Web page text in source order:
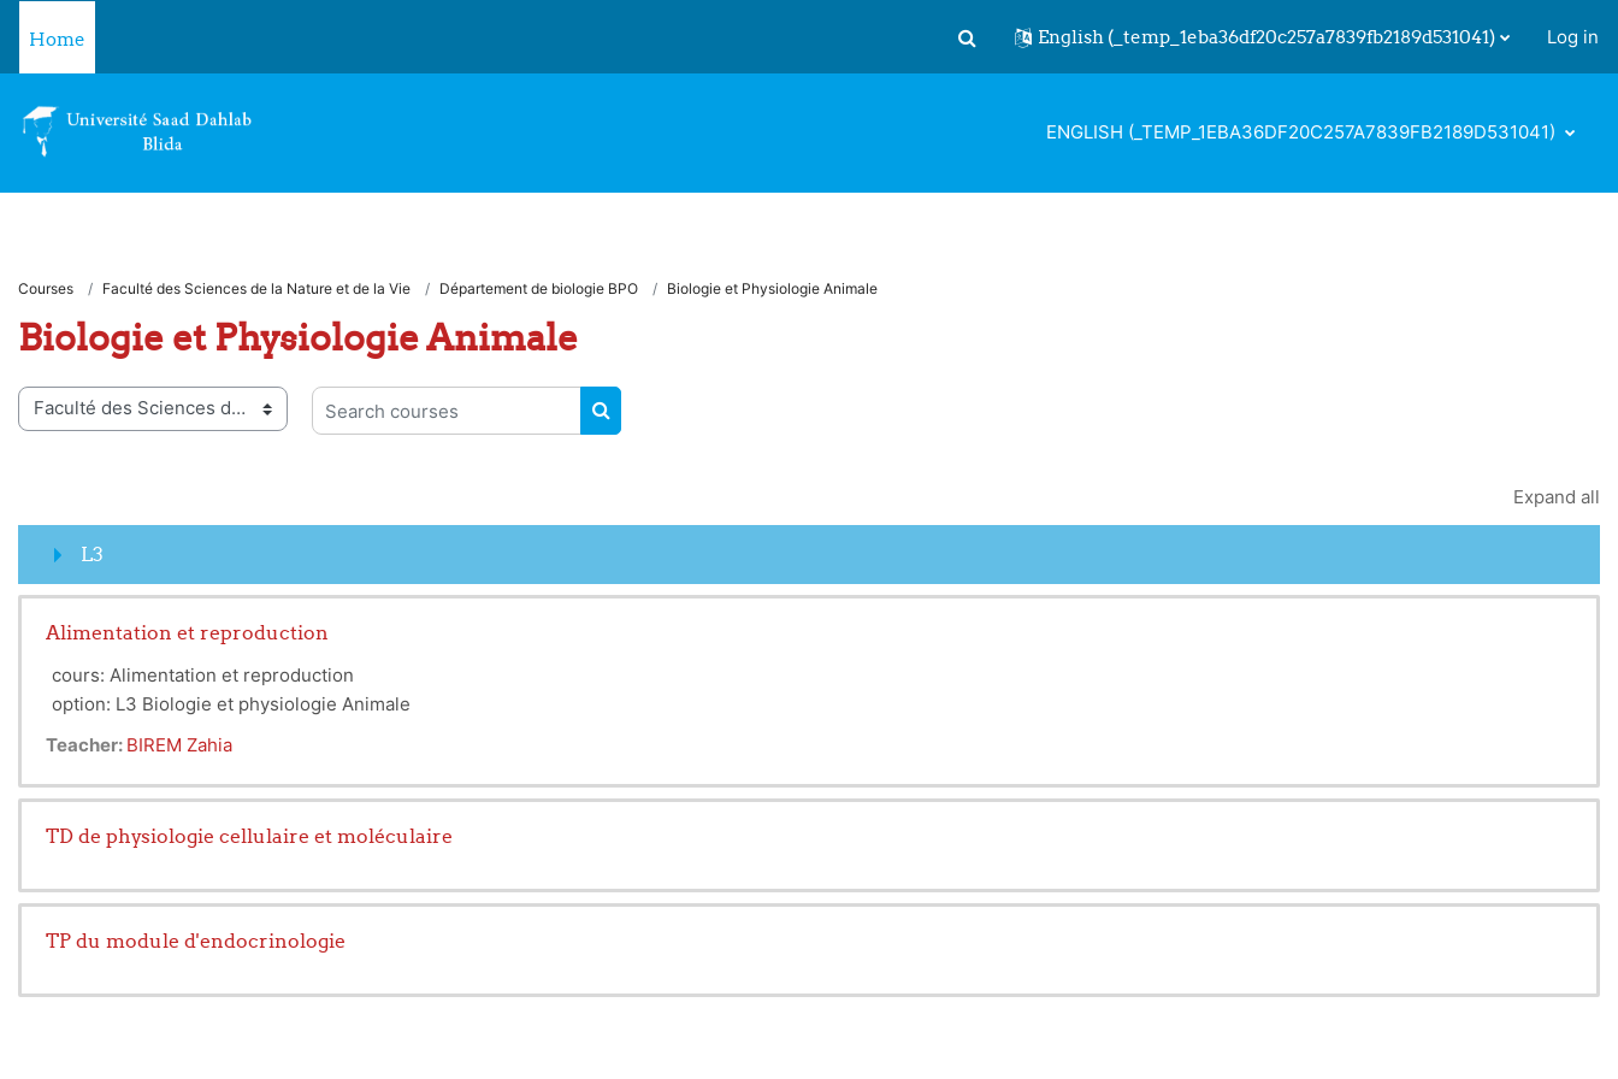
Home
Toggle search input
English ‎(_temp_1eba36df20c257a7839fb2189d531041)‎ Log in
ENGLISH ‎(_TEMP_1EBA36DF20C257A7839FB2189D531041)‎
Courses Faculté des Sciences de la Nature et de la Vie Département de biologie BPO Biologie et Physiologie Animale
Biologie et Physiologie Animale
Search courses
SEARCH COURSES
Expand all
L3
Alimentation et reproduction
cours: Alimentation et reproduction
option: L3 Biologie et physiologie Animale
Teacher: BIREM Zahia
TD de physiologie cellulaire et moléculaire
TP du module d'endocrinologie